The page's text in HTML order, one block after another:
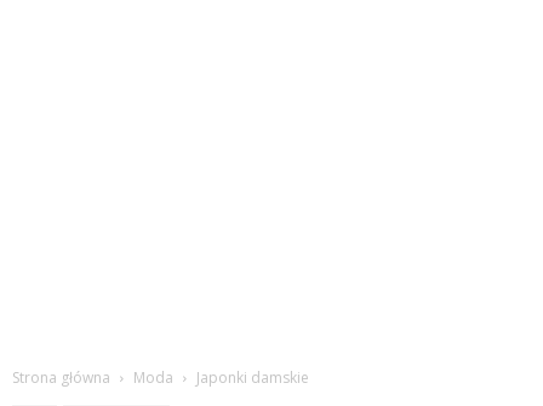
Strona główna Moda Japonki damskie